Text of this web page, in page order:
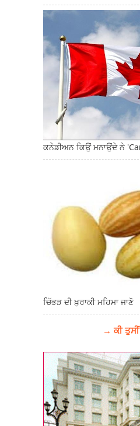
ਕਨੇਡੀਅਨ ਕਿਉਂ ਮਨਾਉਂਦੇ ਨੇ
ਚਿੱਭੜ ਦੀ ਖ਼ੁਰਾਕੀ ਮਹਿਮਾ ਜਾਣੋ
→ ਕੀ